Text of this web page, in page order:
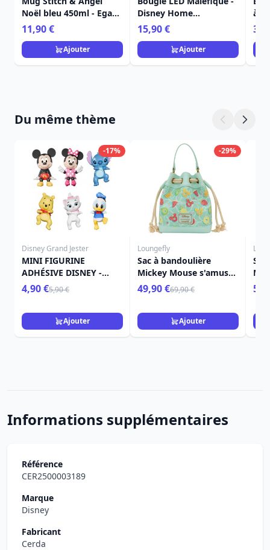
Noël bleu 450ml - Egan
Disney Home
11,90 €
Ajouter
Disney Home
Frangrance Collection
15,90 €
Ajouter
à
Du même thème
-17%
Disney Grand Jester
MINI FIGURINE
ADHÉSIVE DISNEY -
GRAND JESTER
4,90 €5,90 €
Ajouter
-29%
Loungefly
Sac à bandoulière
Mickey Mouse s'amuse
à la plage - Disney
Loungefly
49,90 €69,90 €
Ajouter
Informations supplémentaires
Référence
CER2500003189
Marque
Disney
Fabricant
Cerda